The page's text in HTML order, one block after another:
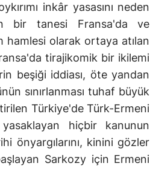
inkâr yasasını neden
bir tanesi Fransa'da ve
hamlesi olarak ortaya atılan
tirajikomik bir ikilemi
beşiği iddiası, öte yandan
sınırlanması tuhaf büyük
Türkiye'de Türk-Ermeni
yasaklayan hiçbir kanunun
önyargılarını, kinini gözler
Sarkozy için Ermeni